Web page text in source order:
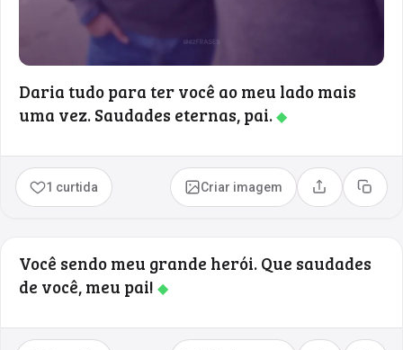
Daria tudo para ter você ao meu lado mais
uma vez. Saudades eternas, pai.◆
1 curtida Criar imagem Compartilhar
Copiar
Você sendo meu grande herói. Que saudades
de você, meu pai! ◆